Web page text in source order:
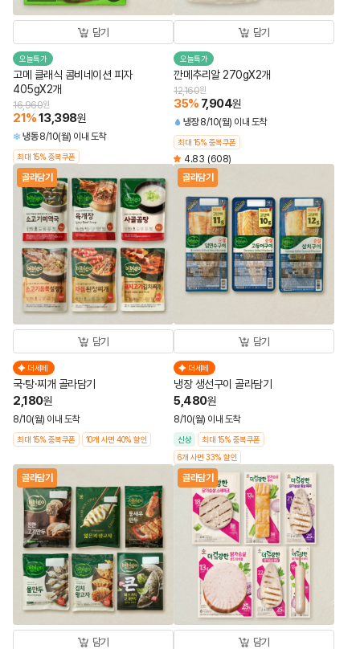
담기
오늘특가
고메 클래식 콤비네이션 피자
405gX2개
16,960원
21%13,398원
냉동 8/10(월) 이내 도착
최대 15% 중복쿠폰
담기
오늘특가
깐메추리알 270gX2개
12,160원
35% 7,904원
냉장 8/10(월) 이내 도착
최대 15% 중복쿠폰
4.83 (608)
골라담기
담기
더세페
국·탕·찌개 골라담기
2,180원
8/10(월) 이내 도착
최대 15% 중복쿠폰 10개 사면 40% 할인
골라담기
담기
더세페
냉장 생선구이 골라담기
5,480원
8/10(월) 이내 도착
신상
최대 15% 중복쿠폰
6개 사면 33% 할인
골라담기
담기
골라담기
담기